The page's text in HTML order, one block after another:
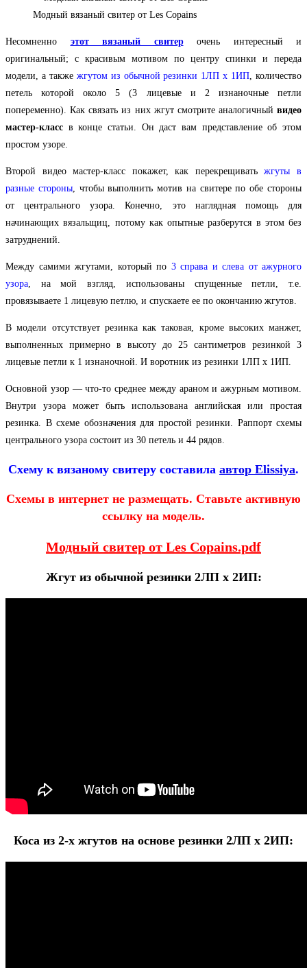
Модный вязаный свитер от Les Copains
Несомненно этот вязаный свитерочень интересный и
оригинальный; с красивым мотивом по центру спинки и переда
модели, а также жгутом из обычной резинки 1ЛП х 1ИП, количество
петель которой около 5 (3 лицевые и 2 изнаночные петли
попеременно). Как связать из них жгут смотрите аналогичный видео
мастер-класс в конце статьи. Он даст вам представление об этом
простом узоре.
Второй видео мастер-класс покажет, как перекрещиватьжгуты в
разные стороны, чтобы выполнить мотив на свитере по обе стороны
от центрального узора. Конечно, это наглядная помощь для
начинающих вязальщиц, потому как опытные разберутся в этом без
затруднений.
Между самими жгутами, который по 3 справа и слева от ажурного
узора, на мой взгляд, использованы спущенные петли, т.е.
провязываете 1 лицевую петлю, и спускаете ее по окончанию жгутов.
В модели отсутствует резинка как таковая, кроме высоких манжет,
выполненных примерно в высоту до 25 сантиметров резинкой 3
лицевые петли к 1 изнаночной. И воротник из резинки 1ЛП х 1ИП.
Основной узор — что-то среднее между араном и ажурным мотивом.
Внутри узора может быть использована английская или простая
резинка. В схеме обозначения для простой резинки. Раппорт схемы
центрального узора состоит из 30 петель и 44 рядов.
Схему к вязаному свитеру составила автор Elissiya.
Схемы в интернет не размещать. Ставьте активную
ссылку на модель.
Модный свитер от Les Copains.pdf
Жгут из обычной резинки 2ЛП х 2ИП:
Коса из 2-х жгутов на основе резинки 2ЛП х 2ИП: